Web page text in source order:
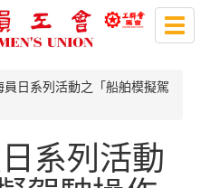
員日系列活動之「船舶模擬駕
系列活動